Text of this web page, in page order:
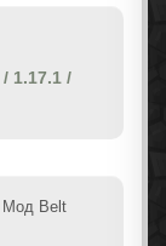
/ 1.17.1 /
Мод Belt